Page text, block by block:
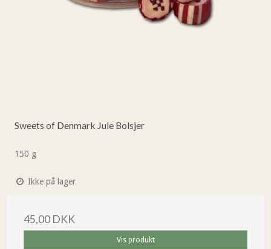
Sweets of Denmark Jule Bolsjer
150 g
Ikke på lager
45,00 DKK
Vis produkt